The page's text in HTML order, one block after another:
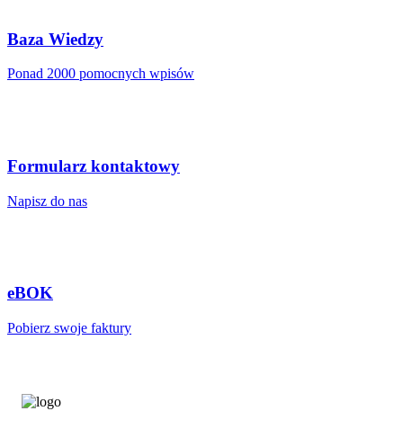
Baza Wiedzy
Ponad 2000 pomocnych wpisów
Formularz kontaktowy
Napisz do nas
eBOK
Pobierz swoje faktury